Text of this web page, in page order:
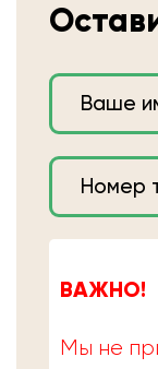
ВАЖНО!
Мы не